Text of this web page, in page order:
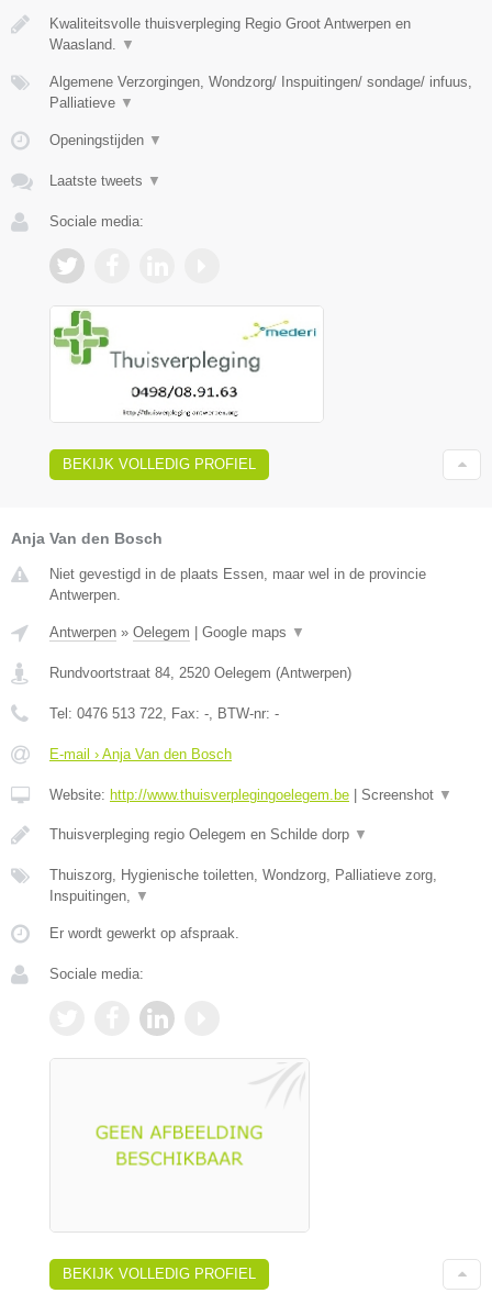
Kwaliteitsvolle thuisverpleging Regio Groot Antwerpen en
Waasland.
▼
Algemene Verzorgingen, Wondzorg/ Inspuitingen/ sondage/ infuus,
Palliatieve ▼
Openingstijden ▼
Laatste tweets ▼
Sociale media:
BEKIJK VOLLEDIG PROFIEL
Anja Van den Bosch
Niet gevestigd in de plaats Essen, maar wel in de provincie
Antwerpen.
Antwerpen » Oelegem Google maps ▼
Rundvoortstraat 84, 2520 Oelegem (Antwerpen)
Tel: 0476 513 722, Fax: -, BTW-nr: -
E-mail › Anja Van den Bosch
Website: http://www.thuisverplegingoelegem.be Screenshot ▼
Thuisverpleging regio Oelegem en Schilde dorp ▼
Thuiszorg, Hygienische toiletten, Wondzorg, Palliatieve zorg,
Inspuitingen, ▼
Er wordt gewerkt op afspraak.
Sociale media:
BEKIJK VOLLEDIG PROFIEL